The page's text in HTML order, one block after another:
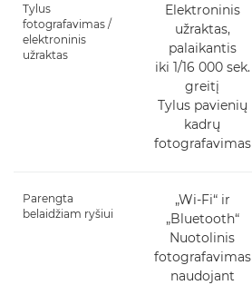
Tylus
fotografavimas /
elektroninis
užraktas
Elektroninis
užraktas,
palaikantis
iki 1/16 000 sek.
greitį
Tylus pavienių
kadrų
fotografavimas
Parengta
belaidžiam ryšiui
„Wi-Fi“ ir
„Bluetooth“
Nuotolinis
fotografavimas
naudojant